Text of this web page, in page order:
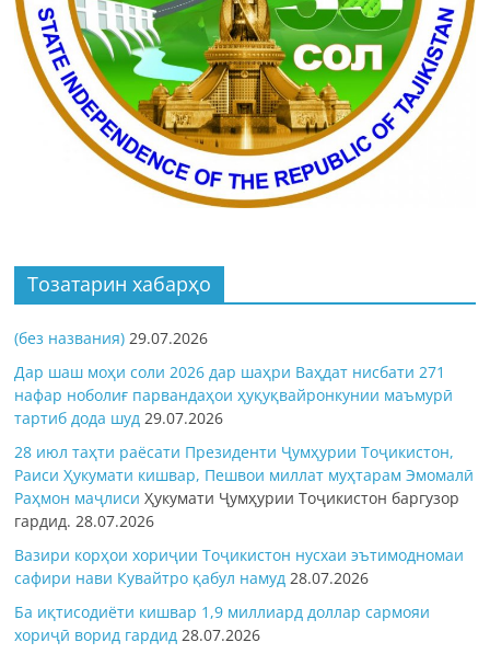
Тозатарин хабарҳо
(без названия) 29.07.2026
Дар шаш моҳи соли 2026 дар шаҳри Ваҳдат нисбати 271
нафар ноболиғ парвандаҳои ҳуқуқвайронкунии маъмурӣ
тартиб дода шуд 29.07.2026
28 июл таҳти раёсати Президенти Ҷумҳурии Тоҷикистон,
Раиси Ҳукумати кишвар, Пешвои миллат муҳтарам Эмомалӣ
Раҳмон маҷлисиҲукумати Ҷумҳурии Тоҷикистон баргузор
гардид.28.07.2026
Вазири корҳои хориҷии Тоҷикистон нусхаи эътимодномаи
сафири нави Кувайтро қабул намуд 28.07.2026
Ба иқтисодиёти кишвар 1,9 миллиард доллар сармояи
хориҷӣ ворид гардид 28.07.2026